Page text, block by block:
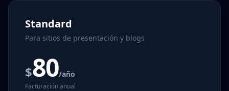
Standard
Para sitios de presentación y blogs
$80/año
Facturación anual